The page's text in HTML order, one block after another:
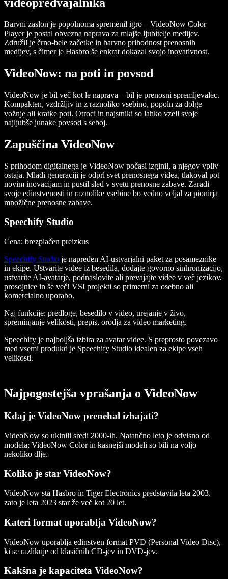
Barvni zaslon je popolnoma spremenil igro – VideoNow Color
Player je postal obvezna naprava za mlajše ljubitelje medijev.
Združil je črno-bele začetke in barvno prihodnost prenosnih
medijev, s čimer je Hasbro še enkrat dokazal svojo inovativnost.
VideoNow: na poti in povsod
VideoNow je bil več kot le naprava – bil je prenosni spremljevalec.
Kompakten, vzdržljiv in z raznoliko vsebino, popoln za dolge
vožnje ali kratke poti. Otroci in najstniki so lahko vzeli svoje
najljubše junake povsod s seboj.
Zapuščina VideoNow
S prihodom digitalnega je VideoNow počasi izginil, a njegov vpliv
ostaja. Mladi generaciji je odprl svet prenosnega videa, tlakoval pot
novim inovacijam in pustil sled v svetu prenosne zabave. Zaradi
svoje edinstvenosti in raznolike vsebine bo vedno veljal za pionirja
množične prenosne zabave.
Speechify Studio
Cena: brezplačen preizkus
Speechify Studio je napreden AI-ustvarjalni paket za posameznike
in ekipe. Ustvarite videe iz besedila, dodajte govorno sinhronizacijo,
ustvarite AI-avatarje, podnaslovite ali prevajajte videe v več jezikov,
prosojnice in še več! VSI projekti so primerni za osebno ali
komercialno uporabo.
Naj funkcije: predloge, besedilo v video, urejanje v živo,
spreminjanje velikosti, prepis, orodja za video marketing.
Speechify je najboljša izbira za avatar videe. S preprosto povezavo
med vsemi produkti je Speechify Studio idealen za ekipe vseh
velikosti.
Najpogostejša vprašanja o VideoNow
Kdaj je VideoNow prenehal izhajati?
VideoNow so ukinili sredi 2000-ih. Natančno leto je odvisno od
modela; VideoNow Color in kasnejši modeli so bili na voljo
nekoliko dlje.
Koliko je star VideoNow?
VideoNow sta Hasbro in Tiger Electronics predstavila leta 2003,
zato je leta 2023 star že več kot 20 let.
Kateri format uporablja VideoNow?
VideoNow uporablja edinstven format PVD (Personal Video Disc),
ki se razlikuje od klasičnih CD-jev in DVD-jev.
Kakšna je kapaciteta VideoNow?